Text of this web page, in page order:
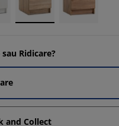
Ridicare?
and Collect